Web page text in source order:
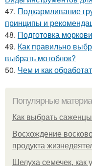
47. Подкармливание
принципы и
48. Подготовка
49. Как правильно
выбрать мотоблок?
50. Чем и как
Популярные
Как выбрать саженцы
Восхождение
продукта
Шелуха семечек, как